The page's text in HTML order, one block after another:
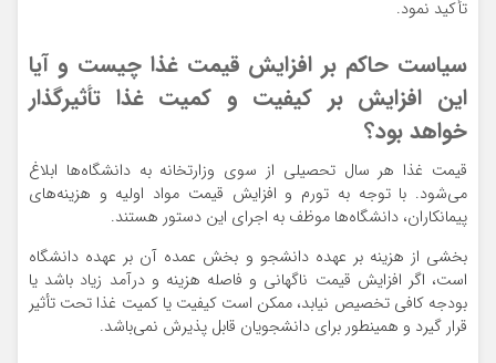
تأکید نمود.
سیاست حاکم بر افزایش قیمت غذا چیست و آیا
این افزایش بر کیفیت و کمیت غذا تأثیرگذار
خواهد بود؟
قیمت غذا هر سال تحصیلی از سوی وزارتخانه به دانشگاه‌ها ابلاغ
می‌شود. با توجه به تورم و افزایش قیمت مواد اولیه و هزینه‌های
پیمانکاران، دانشگاه‌ها موظف به اجرای این دستور هستند.
بخشی از هزینه بر عهده دانشجو و بخش عمده آن بر عهده دانشگاه
است، اگر افزایش قیمت ناگهانی و فاصله هزینه و درآمد زیاد باشد یا
بودجه کافی تخصیص نیابد، ممکن است کیفیت یا کمیت غذا تحت تأثیر
قرار گیرد و همینطور برای دانشجویان قابل پذیرش نمی‌باشد.